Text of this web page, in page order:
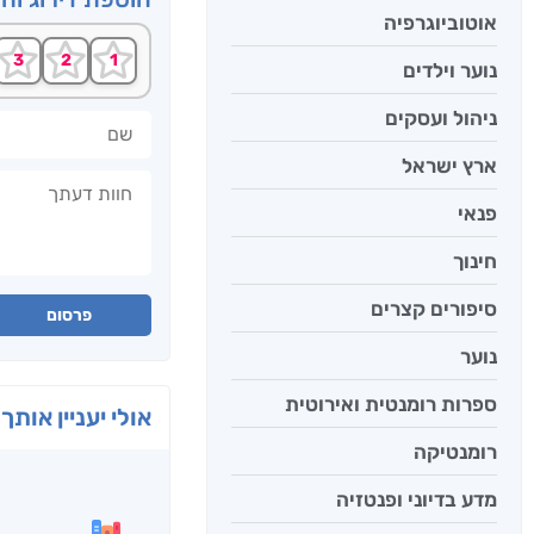
אוטוביוגרפיה
נוער וילדים
ניהול ועסקים
ארץ ישראל
פנאי
חינוך
סיפורים קצרים
נוער
ספרות רומנטית ואירוטית
רומנטיקה
מדע בדיוני ופנטזיה
פרסום
אולי יעניין